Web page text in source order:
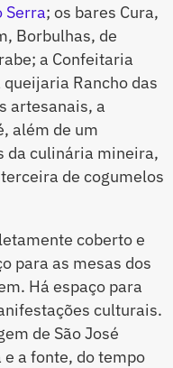
Serra; os bares Cura,
Borbulhas, de
a Confeitaria
Rancho das
artesanais, a
além de um
da culinária mineira,
de cogumelos
coberto e
para as mesas dos
Há espaço para
culturais.
de São José
a fonte, do tempo